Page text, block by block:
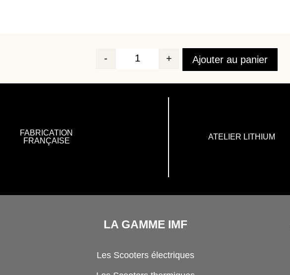
Quantité
- + Ajouter au panier
FABRICATION
FRANÇAISE
ATELIER LITHIUM
LA GAMME IMF
Les Scooters électriques